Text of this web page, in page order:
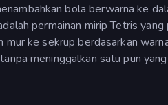
bola berwarna ke
permainan mirip Tetris yang
ke sekrup berdasarkan
meninggalkan satu pun